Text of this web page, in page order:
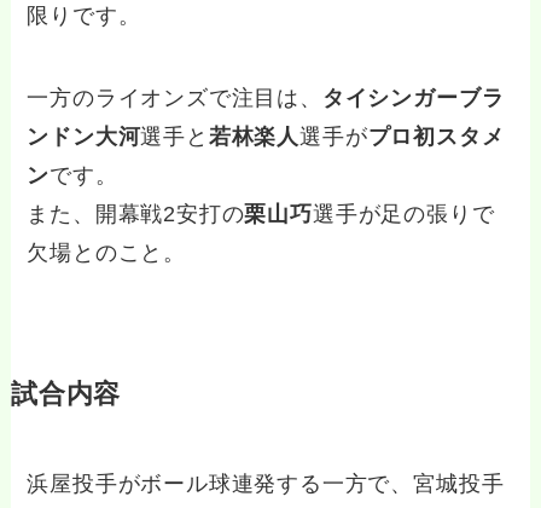
限りです。
一方のライオンズで注目は、
タイシンガーブラ
ンドン大河選手と 若林楽人選手がプロ初スタメ
ンです。
また、開幕戦2安打の栗山巧選手が足の張りで
欠場とのこと。
試合内容
浜屋投手がボール球連発する一方で、宮城投手